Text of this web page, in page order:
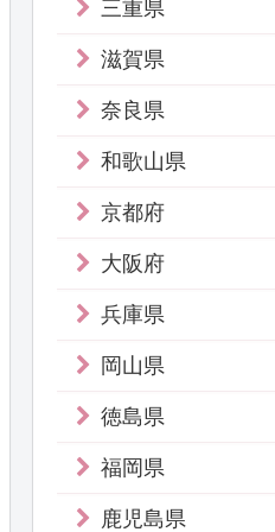
三重県
滋賀県
奈良県
和歌山県
京都府
大阪府
兵庫県
岡山県
徳島県
福岡県
鹿児島県